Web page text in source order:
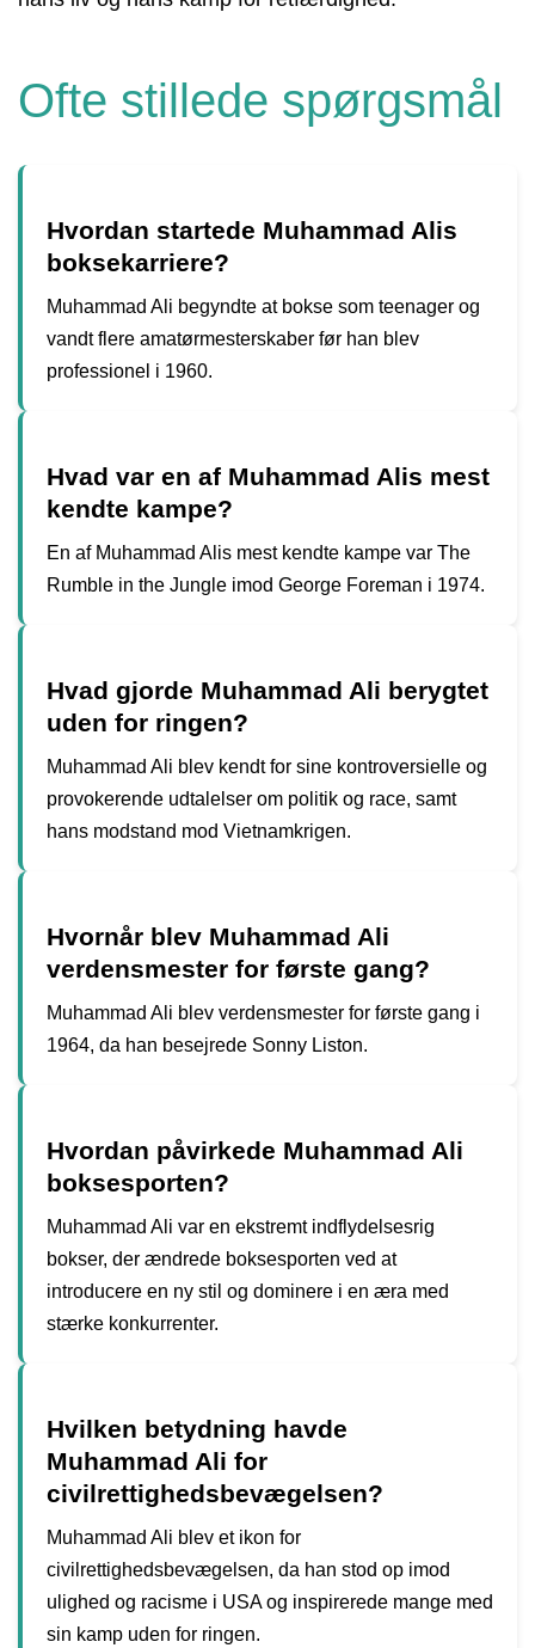
Ofte stillede spørgsmål
Hvordan startede Muhammad Alis
boksekarriere?
Muhammad Ali begyndte at bokse som teenager og
vandt flere amatørmesterskaber før han blev
professionel i 1960.
Hvad var en af Muhammad Alis mest
kendte kampe?
En af Muhammad Alis mest kendte kampe var The
Rumble in the Jungle imod George Foreman i 1974.
Hvad gjorde Muhammad Ali berygtet
uden for ringen?
Muhammad Ali blev kendt for sine kontroversielle og
provokerende udtalelser om politik og race, samt
hans modstand mod Vietnamkrigen.
Hvornår blev Muhammad Ali
verdensmester for første gang?
Muhammad Ali blev verdensmester for første gang i
1964, da han besejrede Sonny Liston.
Hvordan påvirkede Muhammad Ali
boksesporten?
Muhammad Ali var en ekstremt indflydelsesrig
bokser, der ændrede boksesporten ved at
introducere en ny stil og dominere i en æra med
stærke konkurrenter.
Hvilken betydning havde
Muhammad Ali for
civilrettighedsbevægelsen?
Muhammad Ali blev et ikon for
civilrettighedsbevægelsen, da han stod op imod
ulighed og racisme i USA og inspirerede mange med
sin kamp uden for ringen.